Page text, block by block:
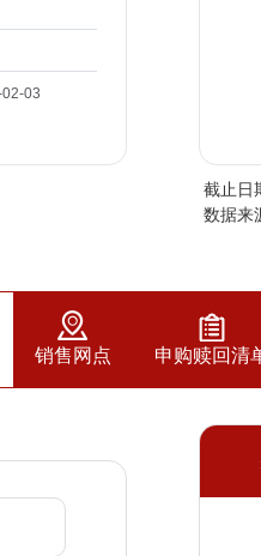
07-
07-
07-
截止日
数据来
销售网点 申购赎回清